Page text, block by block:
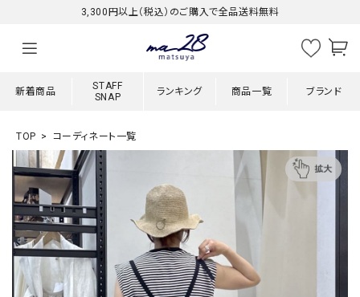
3,300円以上（税込）のご購入で全品送料無料
新着商品
STAFF
SNAP
ランキング 商品一覧 ブランド
TOP コーディネート一覧